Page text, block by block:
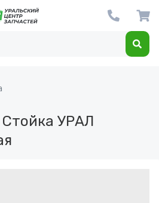
Стойка УРАЛ